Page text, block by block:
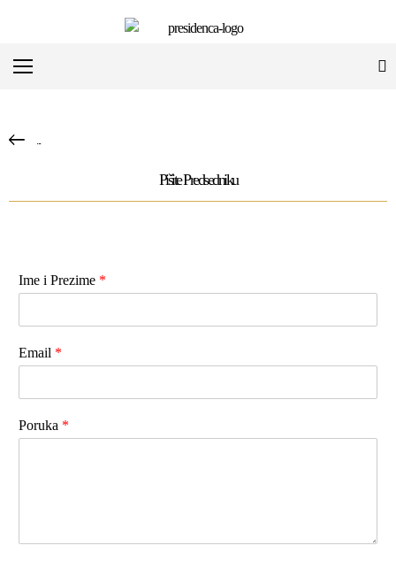
...
Pišite Predsedniku
Ime i Prezime *
Email *
Poruka *